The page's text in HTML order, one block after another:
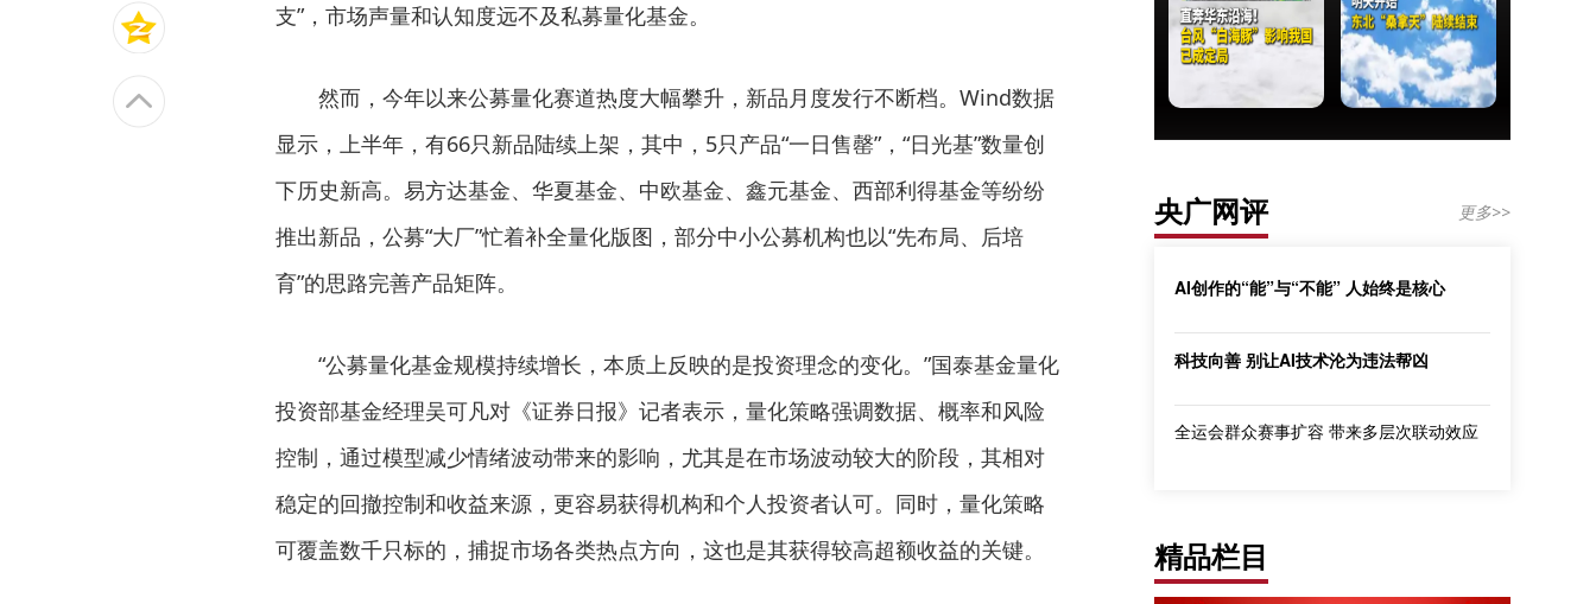
支”，市场声量和认知度远不及私募量化基金。
然而，今年以来公募量化赛道热度大幅攀升，新品月度发行不断档。Wind数据
显示，上半年，有66只新品陆续上架，其中，5只产品“一日售罄”，“日光基”数量创
下历史新高。易方达基金、华夏基金、中欧基金、鑫元基金、西部利得基金等纷纷
推出新品，公募“大厂”忙着补全量化版图，部分中小公募机构也以“先布局、后培
育”的思路完善产品矩阵。
“公募量化基金规模持续增长，本质上反映的是投资理念的变化。”国泰基金量化
投资部基金经理吴可凡对《证券日报》记者表示，量化策略强调数据、概率和风险
控制，通过模型减少情绪波动带来的影响，尤其是在市场波动较大的阶段，其相对
稳定的回撤控制和收益来源，更容易获得机构和个人投资者认可。同时，量化策略
可覆盖数千只标的，捕捉市场各类热点方向，这也是其获得较高超额收益的关键。
央广网评 更多>>
AI创作的“能”与“不能” 人始终是核心
科技向善 别让AI技术沦为违法帮凶
全运会群众赛事扩容 带来多层次联动效应
精品栏目